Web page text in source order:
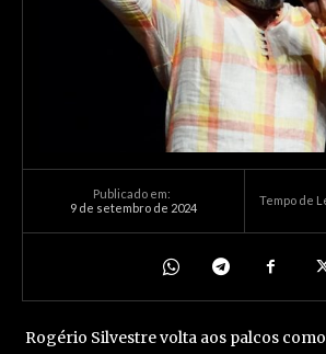
Publicado em:
9 de setembro de 2024
Tempo de
Rogério Silvestre volta aos palcos